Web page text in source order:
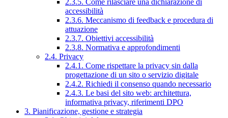
accessibilità
2.3.6. Meccanismo di feedback e procedura di
attuazione
2.3.7. Obiettivi accessibilità
2.3.8. Normativa e approfondimenti
2.4. Privacy
2.4.1. Come rispettare la privacy sin dalla
progettazione di un sito o servizio digitale
2.4.2. Richiedi il consenso quando necessario
2.4.3. Le basi del sito web: architettura,
informativa privacy, riferimenti DPO
3. Pianificazione, gestione e strategia